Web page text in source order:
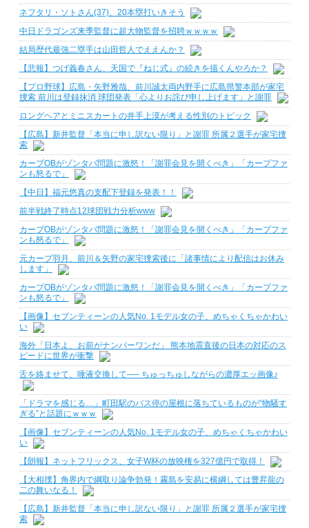
ネフタリ・ソトさん(37)、20本塁打いきそう
中日ドラゴンズ来季監督に超大物監督を招聘ｗｗｗｗ
結局歴代最強二塁手は山田哲人でええんか？
【悲報】つげ義春さん、天国で『ねじ式』の続きを描くんやろか？
【プロ野球】広島・矢野雅哉、前川誠太両内野手に広島県警本部が家宅
捜索 前川は登録抹消 球団発表「心よりお詫び申し上げます」と謝罪
ロングヘアとミニスカートの井手上漠が考える性別のトピック
【広島】新井監督「本当に申し訳ない限り」と謝罪 所属２選手が家宅捜
索
カープOBがゾンタバ問題に激怒！「謝罪会見を開くべき」「カープファ
ンも怒るで」
【中日】福元悠真の支配下登録を発表！！
前半戦終了時点12球団戦力分析www
カープOBがゾンタバ問題に激怒！「謝罪会見を開くべき」「カープファ
ンも怒るで」
元カープ羽月、前川＆矢野の家宅捜索後に「諸事情により配信はお休み
します」
カープOBがゾンタバ問題に激怒！「謝罪会見を開くべき」「カープファ
ンも怒るで」
【画像】セブンティーンの人気No. 1モデル女の子、めちゃくちゃかわい
い
海外「日本よ、お前がナンバーワンだ」 熊本地震直後の日本の対応のス
ピードに世界が衝撃
舌を絡ませて、唾液交換して── ちゅっちゅしながらの濃厚エッ画像♪
「ドラマを感じる…」町田駅のバス停の屋根に落ちているものが“物騒す
ぎる”と話題にｗｗｗ
【画像】セブンティーンの人気No. 1モデル女の子、めちゃくちゃかわい
い
【朗報】ネットフリックス、女子W杯の放映権を327億円で取得！
【大相撲】角界内で綱取り論争勃発！霧島を安易に横綱しては豊昇龍の
二の舞いなる！
【広島】新井監督「本当に申し訳ない限り」と謝罪 所属２選手が家宅捜
索